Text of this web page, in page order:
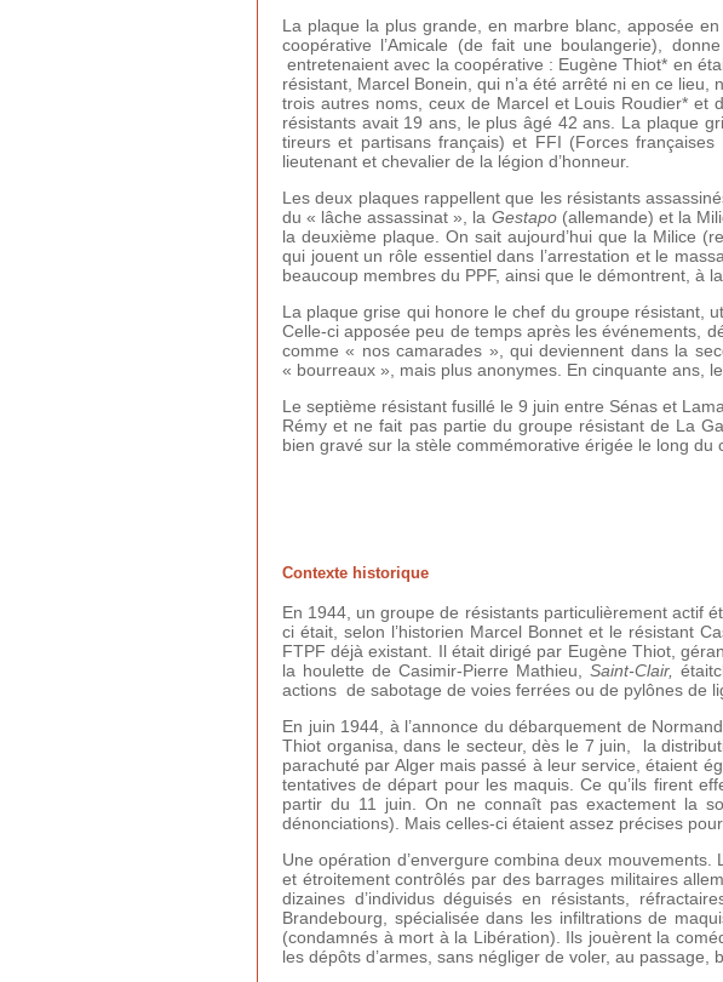
La plaque la plus grande, en marbre blanc, apposée
coopérative l’Amicale (de fait une boulangerie),
entretenaient avec la coopérative : Eugène Thiot* en
résistant, Marcel Bonein, qui n’a été arrêté ni en ce
trois autres noms, ceux de Marcel et Louis Roudier* et
résistants avait 19 ans, le plus âgé 42 ans. La plaque
tireurs et partisans français) et FFI (Forces françaises
lieutenant et chevalier de la légion d’honneur.
Les deux plaques rappellent que les résistants
du « lâche assassinat », la Gestapo(allemande) et la
la deuxième plaque. On sait aujourd’hui que la Milice
qui jouent un rôle essentiel dans l’arrestation et le
beaucoup membres du PPF, ainsi que le démontrent, à
La plaque grise qui honore le chef du groupe résistant,
Celle-ci apposée peu de temps après les événements,
comme « nos camarades », qui deviennent dans la
« bourreaux », mais plus anonymes. En cinquante ans,
Le septième résistant fusillé le 9 juin entre Sénas et
Rémy et ne fait pas partie du groupe résistant de La
bien gravé sur la stèle commémorative érigée le long du
Contexte historique
En 1944, un groupe de résistants particulièrement actif
ci était, selon l’historien Marcel Bonnet et le résistant
FTPF déjà existant. Il était dirigé par Eugène Thiot,
la houlette de Casimir-Pierre Mathieu, Saint-Clair,
actions de sabotage de voies ferrées ou de pylônes de
En juin 1944, à l’annonce du débarquement de
Thiot organisa, dans le secteur, dès le 7 juin, la
parachuté par Alger mais passé à leur service, étaient
tentatives de départ pour les maquis. Ce qu’ils firent
partir du 11 juin. On ne connaît pas exactement la
dénonciations). Mais celles-ci étaient assez précises
Une opération d’envergure combina deux
et étroitement contrôlés par des barrages militaires
dizaines d’individus déguisés en résistants,
Brandebourg, spécialisée dans les infiltrations de
(condamnés à mort à la Libération). Ils jouèrent la
les dépôts d’armes, sans négliger de voler, au passage,